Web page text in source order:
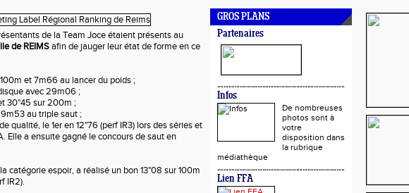
de la Team Joce étaient présents au
de REIMSafin de jauger leur état de forme en ce
et 7m66 au lancer du poids ;
avec 29m06 ;
30"45 sur 200m ;
au triple saut ;
qualité, le 1er en 12"76 (perf IR3) lors des séries et
Elle a ensuite gagné le concours de saut en
catégorie espoir, a réalisé un bon 13"08 sur 100m
IR2).
GROS PLANS
Partenaires
Infos
De nombreuses
photos sont à
votre
disposition dans
la rubrique
médiathèque
Lien FFA